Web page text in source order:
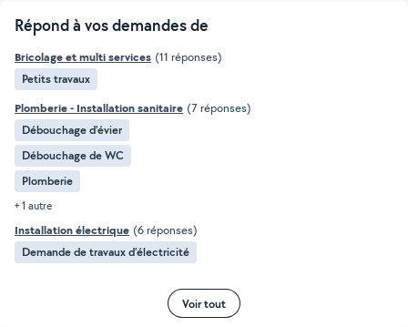
Répond à vos demandes de
Bricolage et multi services (11 réponses)
Petits travaux
Plomberie - Installation sanitaire (7 réponses)
Débouchage d'évier
Débouchage de WC
Plomberie
+ 1 autre
Installation électrique (6 réponses)
Demande de travaux d’électricité
Voir tout